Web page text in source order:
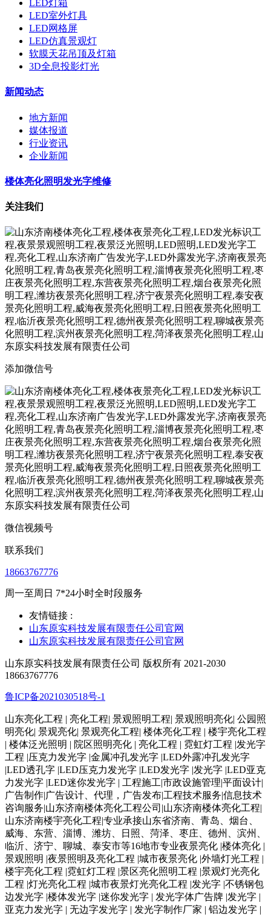
LED灯箱
LED室外灯具
LED网格屏
LED仿真景观灯
软膜天花吊顶及灯箱
3D全息投影灯光
新闻动态
地方新闻
媒体报道
行业资讯
企业新闻
楼体亮化照明发光字维修
关注我们
添加微信号
微信视频号
联系我们
18663767776
周一至周日 7*24小时全时段服务
友情链接 :
山东原实科技发展有限责任公司官网
山东原实科技发展有限责任公司官网
山东原实科技发展有限责任公司 版权所有 2021-2030
18663767776
鲁ICP备2021030518号-1
山东亮化工程 | 亮化工程| 景观照明工程| 景观照明亮化| 公园照
明亮化| 景观亮化| 景观亮化工程| 楼体亮化工程 | 楼宇亮化工程
| 楼体泛光照明 | 院区照明亮化 | 亮化工程 | 霓虹灯工程 |发光字
工程 |压克力发光字 |金属冲孔发光字 |LED外露冲孔发光字
|LED透孔字 |LED压克力发光字 |LED发光字 |发光字 |LED亚克
力发光字 |LED迷你发光字 | 工程施工|市政设施管理|平面设计|
广告制作|广告设计、代理，广告发布|工程技术服务|信息技术
咨询服务|山东济南楼体亮化工程公司|山东济南楼体亮化工程|
山东济南楼宇亮化工程|专业承接山东省济南、青岛、烟台、
威海、东营、淄博、潍坊、日照、菏泽、枣庄、德州、滨州、
临沂、济宁、聊城、泰安市等16地市专业夜景亮化 |楼体亮化 |
景观照明 |夜景照明及亮化工程 |城市夜景亮化 |外墙灯光工程 |
楼宇亮化工程 |霓虹灯工程 |景区亮化照明工程 |景观灯光亮化
工程 |灯光亮化工程 |城市夜景灯光亮化工程 |发光字 |不锈钢包
边发光字 |楼体发光字 |迷你发光字 | 发光字体广告牌 |发光字 |
亚克力发光字 | 无边字发光字 | 发光字制作厂家 | 铝边发光字 |